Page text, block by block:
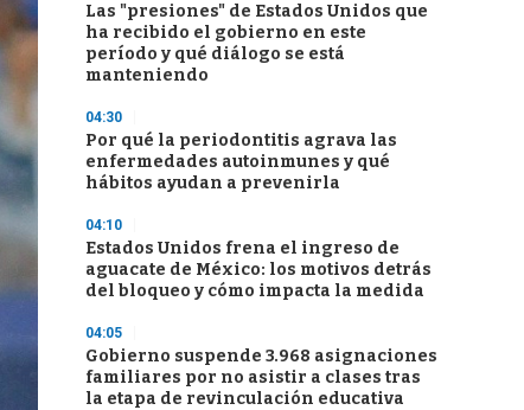
Las "presiones" de Estados Unidos que
ha recibido el gobierno en este
período y qué diálogo se está
manteniendo
04:30
Por qué la periodontitis agrava las
enfermedades autoinmunes y qué
hábitos ayudan a prevenirla
04:10
Estados Unidos frena el ingreso de
aguacate de México: los motivos detrás
del bloqueo y cómo impacta la medida
04:05
Gobierno suspende 3.968 asignaciones
familiares por no asistir a clases tras
la etapa de revinculación educativa